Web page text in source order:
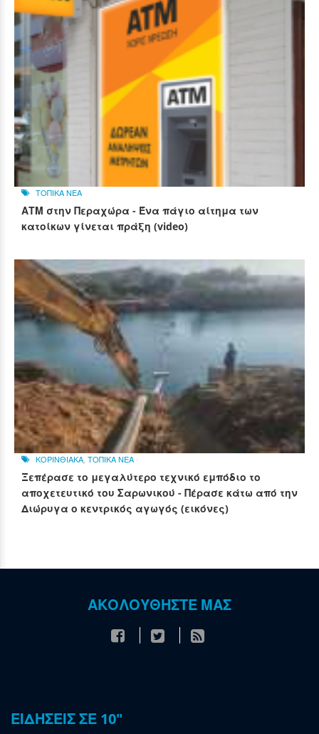
ΤΟΠΙΚΑ ΝΕΑ
ΑΤΜ στην Περαχώρα - Ένα πάγιο αίτημα των
κατοίκων γίνεται πράξη (video)
ΚΟΡΙΝΘΙΑΚΑ, ΤΟΠΙΚΑ ΝΕΑ
Ξεπέρασε το μεγαλύτερο τεχνικό εμπόδιο το
αποχετευτικό του Σαρωνικού - Πέρασε κάτω από την
Διώρυγα ο κεντρικός αγωγός (εικόνες)
ΑΚΟΛΟΥΘΗΣΤΕ ΜΑΣ
ΕΙΔΗΣΕΙΣ ΣΕ 10"